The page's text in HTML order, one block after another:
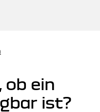
ob ein
ist?